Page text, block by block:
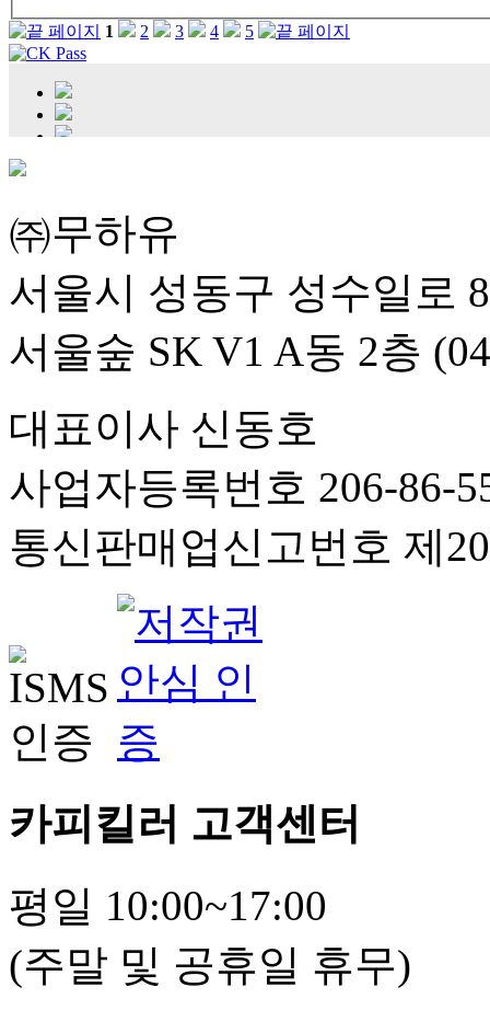
1 2 3 4 5
㈜무하유
서울시 성동구 성수일로
서울숲 SK V1 A동 2층
대표이사 신동호
사업자등록번호 206-86-
통신판매업신고번호 제
카피킬러 고객센터
평일 10:00~17:00
(주말 및 공휴일 휴무)